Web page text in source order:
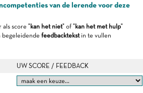
van de lerende voor deze
score "kan het niet" of "kan het met hulp"
begeleidende feedbacktekstin te vullen
UW SCORE / FEEDBACK